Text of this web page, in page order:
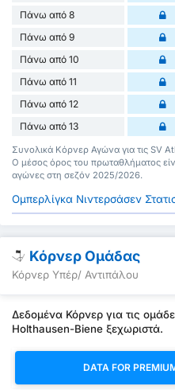
Πάνω από 8
Πάνω από 9
Πάνω από 10
Πάνω από 11
Πάνω από 12
Πάνω από 13
Συνολικά Κόρνερ Αγώνα για τις SV
Ο μέσος όρος του πρωταθλήματος
αγώνες στη σεζόν 2025/2026.
Ομπερλίγκα Νιντερσάσεν
Κόρνερ Ομάδας
Κόρνερ Υπέρ/ Αντιπάλου
Δεδομένα Κόρνερ για τις
Holthausen-Biene ξεχωριστά.
DATA FOR